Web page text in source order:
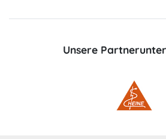
Unsere